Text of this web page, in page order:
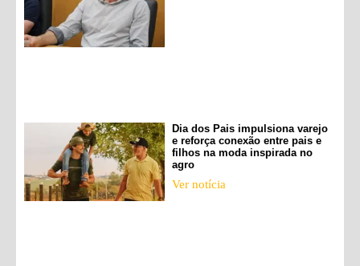
Dia dos Pais impulsiona varejo
e reforça conexão entre pais e
filhos na moda inspirada no
agro
Ver notícia